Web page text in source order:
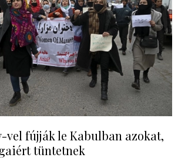
vel fújják le Kabulban azokat,
tüntetnek